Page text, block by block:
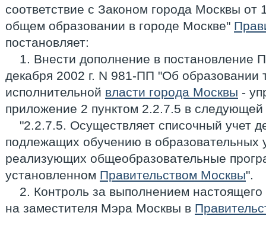
соответствие с Законом города Москвы от
общем образовании в городе Москве"
постановляет:
1. Внести дополнение в постановление
декабря 2002 г. N 981-ПП "Об образовании
исполнительной власти города Москвы -
приложение 2 пунктом 2.2.7.5 в следующей
"2.2.7.5. Осуществляет списочный учет
подлежащих обучению в образовательных
реализующих общеобразовательные
установленном Правительством Москвы".
2. Контроль за выполнением
на заместителя Мэра Москвы в